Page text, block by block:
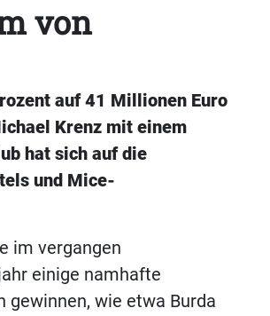
von
auf 41 Millionen Euro
Krenz mit einem
hat sich auf die
und Mice-
im vergangen
einige namhafte
gewinnen, wie etwa Burda